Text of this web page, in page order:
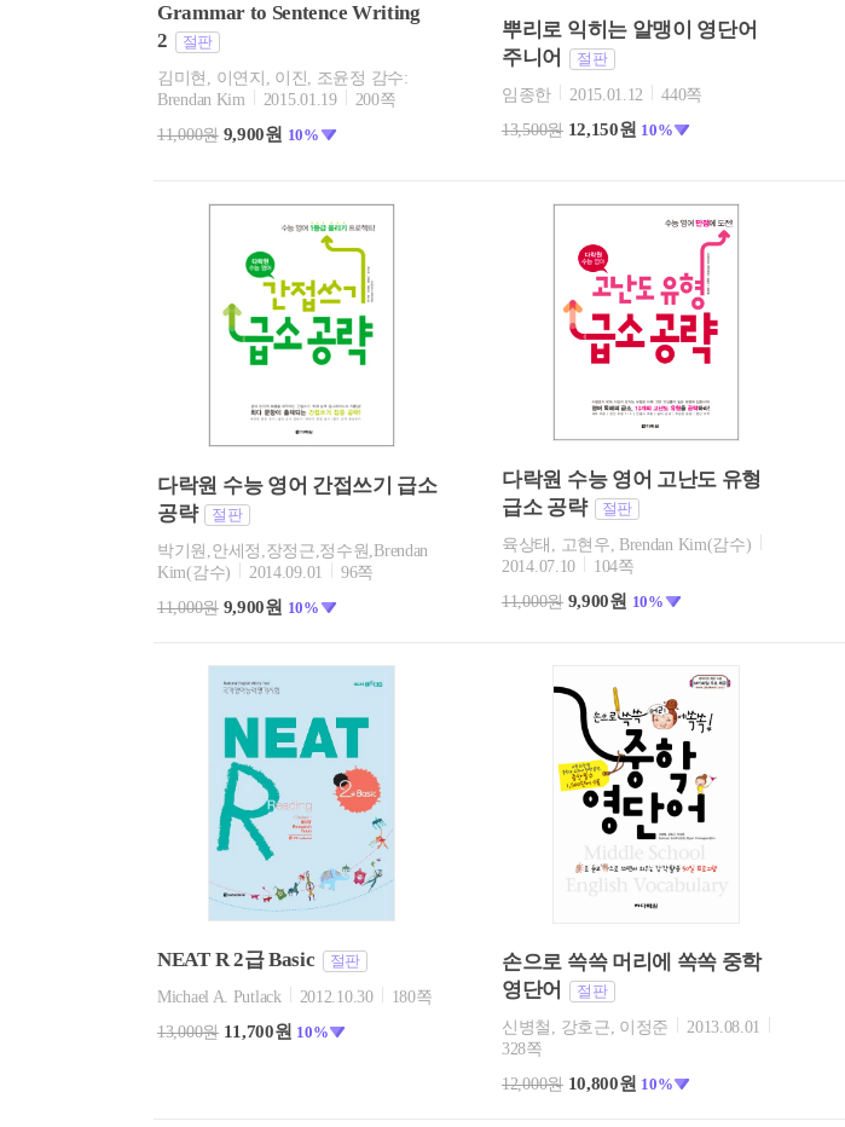
Grammar to Sentence Writing
2
절판
김미현, 이연지, 이진, 조윤정 감수:
Brendan Kim
2015.01.19
200쪽
11,000원 9,900원 10%
뿌리로 익히는 알맹이 영단어
주니어
절판
임종한
2015.01.12
440쪽
13,500원 12,150원 10%
다락원 수능 영어 간접쓰기 급소
공략
절판
박기원,안세정,장정근,정수원,Brendan
Kim(감수)
2014.09.01
96쪽
11,000원 9,900원 10%
다락원 수능 영어 고난도 유형
급소 공략
절판
육상태, 고현우, Brendan Kim(감수)
2014.07.10
104쪽
11,000원 9,900원 10%
NEAT R 2급 Basic
절판
Michael A. Putlack
2012.10.30
180쪽
13,000원 11,700원 10%
손으로 쓱쓱 머리에 쏙쏙 중학
영단어
절판
신병철, 강호근, 이정준
2013.08.01
328쪽
12,000원 10,800원 10%